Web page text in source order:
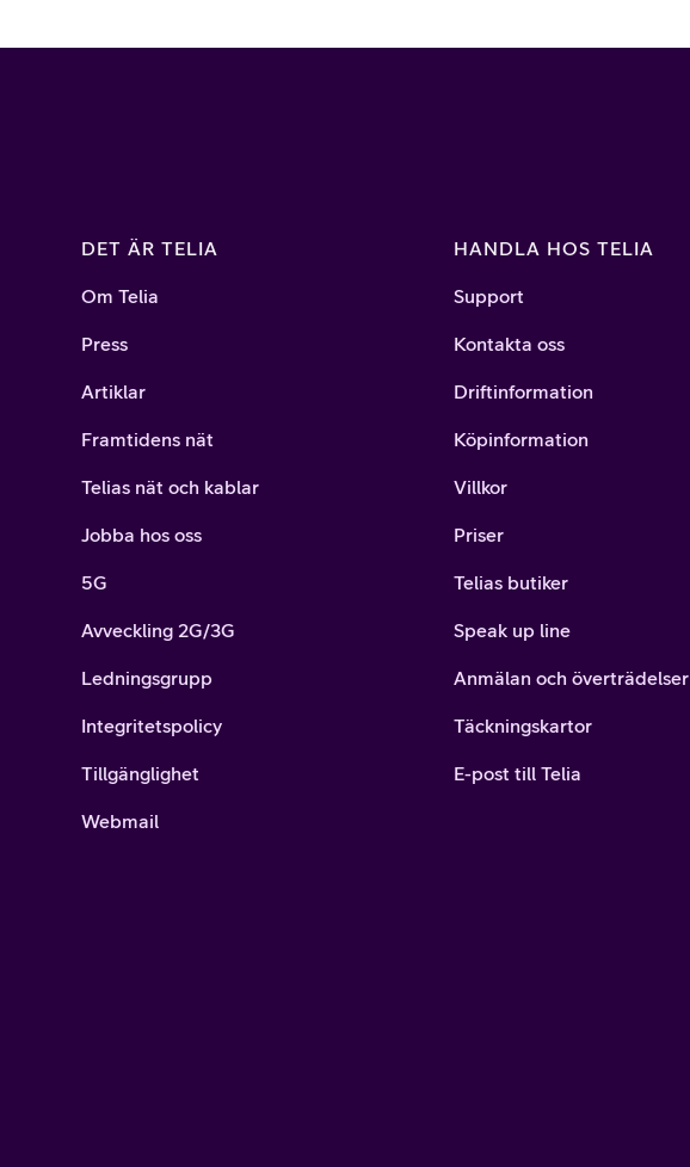
DET ÄR TELIA
Om Telia
Press
Artiklar
Framtidens nät
Telias nät och kablar
Jobba hos oss
5G
Avveckling 2G/3G
Ledningsgrupp
Integritetspolicy
Tillgänglighet
Webmail
HANDLA HOS TELIA
Support
Kontakta oss
Driftinformation
Köpinformation
Villkor
Priser
Telias butiker
Speak up line
Anmälan och överträdelser
Täckningskartor
E-post till Telia